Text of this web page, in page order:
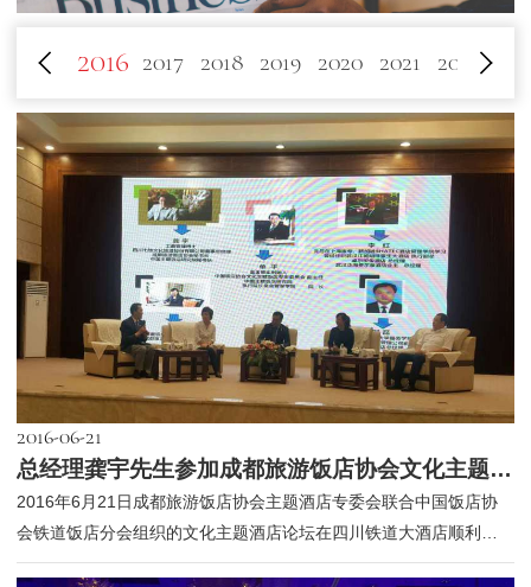
2015 2016 2017 2018 2019 2020 2021 2022
2016-06-21
总经理龚宇先生参加成都旅游饭店协会文化主题酒店论坛
2016年6月21日成都旅游饭店协会主题酒店专委会联合中国饭店协
会铁道饭店分会组织的文化主题酒店论坛在四川铁道大酒店顺利召
开。 论...